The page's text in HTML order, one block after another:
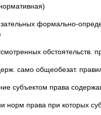
формально-
обстоятельств.
само общеобезат.
субъектом права
норм права при которых